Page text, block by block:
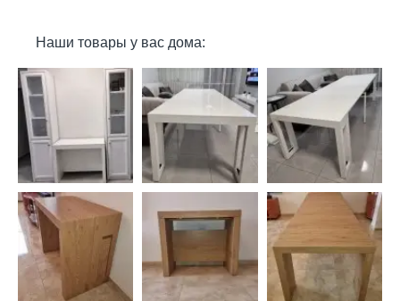
Наши товары у вас дома: